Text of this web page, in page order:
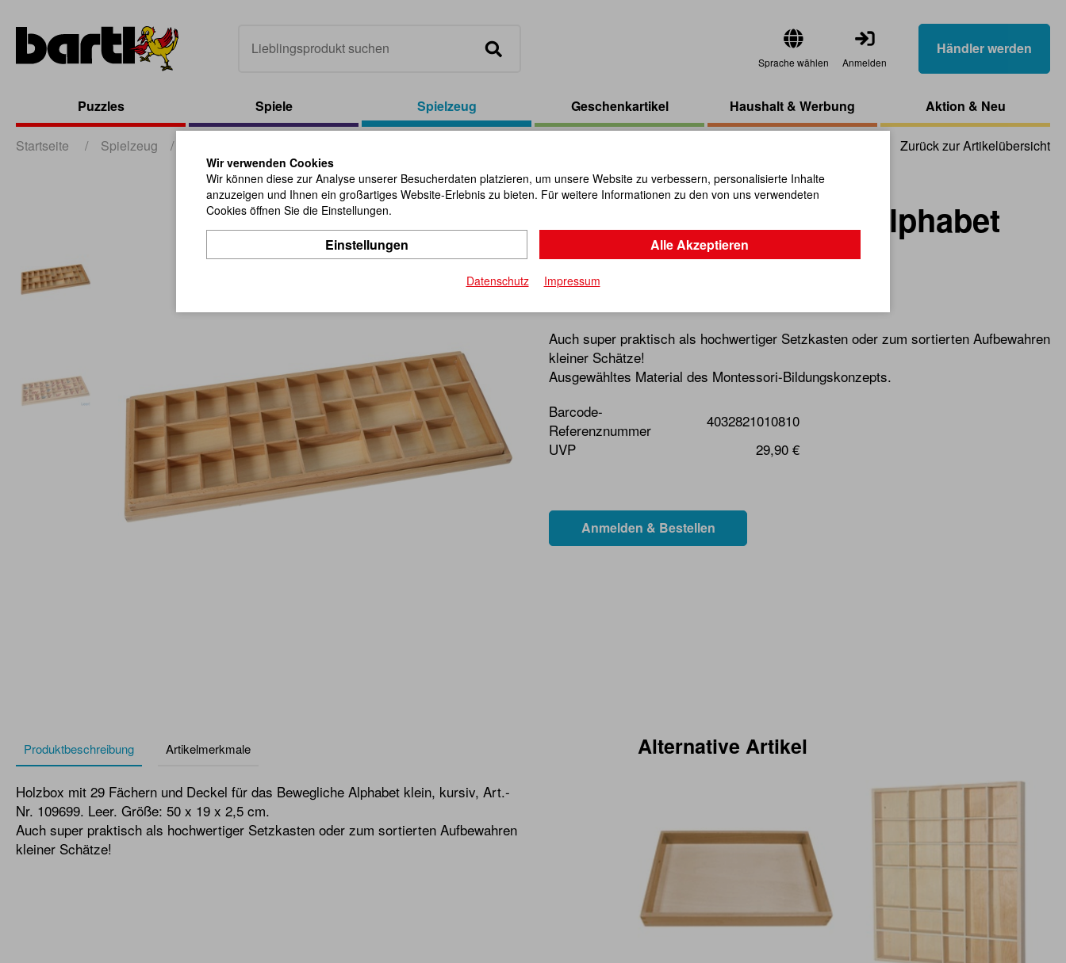
Sprache wählen Anmelden
Händler werden
Puzzles Spiele Spielzeug Geschenkartikel Haushalt & Werbung Aktion & Neu
Startseite / Spielzeug / Zurück zur Artikelübersicht
Box für Bewegliches Alphabet
klein, kursiv
Auch super praktisch als hochwertiger Setzkasten oder zum sortierten Aufbewahren
kleiner Schätze!
Ausgewähltes Material des Montessori-Bildungskonzepts.
Barcode-
Referenznummer
4032821010810
UVP
29,90 €
Produktbeschreibung Artikelmerkmale
Holzbox mit 29 Fächern und Deckel für das Bewegliche Alphabet klein, kursiv, Art.-
Nr. 109699. Leer. Größe: 50 x 19 x 2,5 cm.
Auch super praktisch als hochwertiger Setzkasten oder zum sortierten Aufbewahren
kleiner Schätze!
Alternative Artikel
Wir verwenden Cookies
Wir können diese zur Analyse unserer Besucherdaten platzieren, um unsere Website zu verbessern, personalisierte Inhalte
anzuzeigen und Ihnen ein großartiges Website-Erlebnis zu bieten. Für weitere Informationen zu den von uns verwendeten
Cookies öffnen Sie die Einstellungen.
Einstellungen Alle Akzeptieren
Datenschutz Impressum